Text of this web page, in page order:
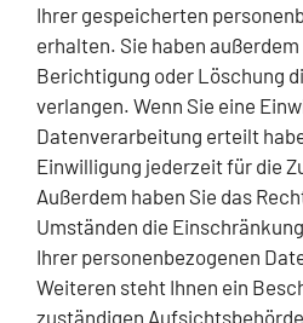
Ihrer gespeicherten
erhalten. Sie haben
Berichtigung oder Löschung
verlangen. Wenn Sie eine
Datenverarbeitung erteilt
Einwilligung jederzeit für die
Außerdem haben Sie das
Umständen die
Ihrer personenbezogenen
Weiteren steht Ihnen ein
zuständigen